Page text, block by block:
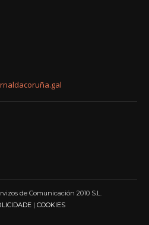
de Comunicación 2010 S.L.
| COOKIES